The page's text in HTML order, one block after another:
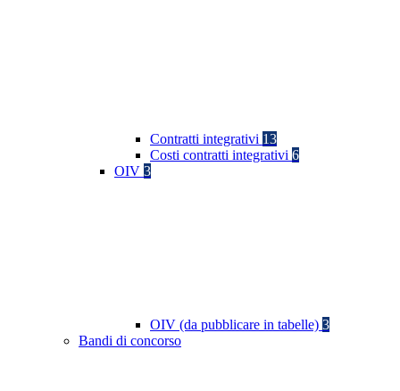
Contratti integrativi 13
Costi contratti integrativi 6
OIV 3
OIV (da pubblicare in tabelle) 3
Bandi di concorso